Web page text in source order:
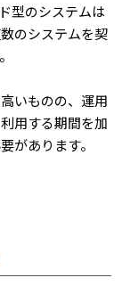
型のシステムは
のシステムを契
いものの、運用
用する期間を加
があります。